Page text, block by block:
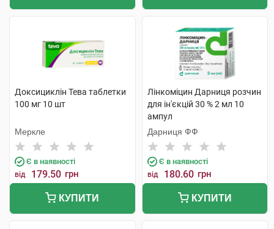
Доксициклін Тева таблетки
100 мг 10 шт
Меркле
Є в наявності
від 179.50 грн
КУПИТИ
Лінкоміцин Дарниця розчин
для ін'єкцій 30 % 2 мл 10
ампул
Дарниця ФФ
Є в наявності
від 180.60 грн
КУПИТИ